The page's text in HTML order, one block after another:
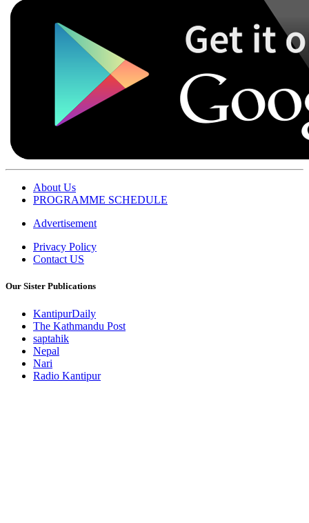
About Us
PROGRAMME SCHEDULE
Advertisement
Privacy Policy
Contact US
Our Sister Publications
KantipurDaily
The Kathmandu Post
saptahik
Nepal
Nari
Radio Kantipur